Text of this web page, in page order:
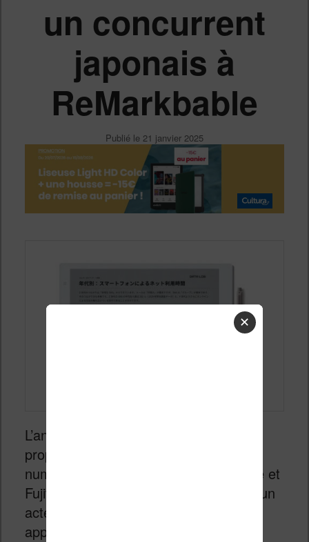
un concurrent
japonais à
ReMarkbable
Publié le 21 janvier 2025
L’année 2025 va sans surprise nous
proposer de nouveaux bloc-notes
numériques consacrés à la productivité et
Fujitsu compte bien s’imposer comme un
acteur important avec une nouvelle
appareil appelé Fujitsu Quaderno A4C.
✕